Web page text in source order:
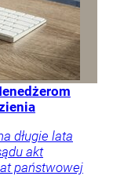
długie lata
akt
państwowej